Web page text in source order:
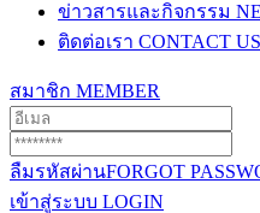
ข่าวสารและกิจกรรม
ติดต่อเรา CONTACT US
สมาชิก MEMBER
ลืมรหัสผ่านFORGOT
เข้าสู่ระบบ LOGIN